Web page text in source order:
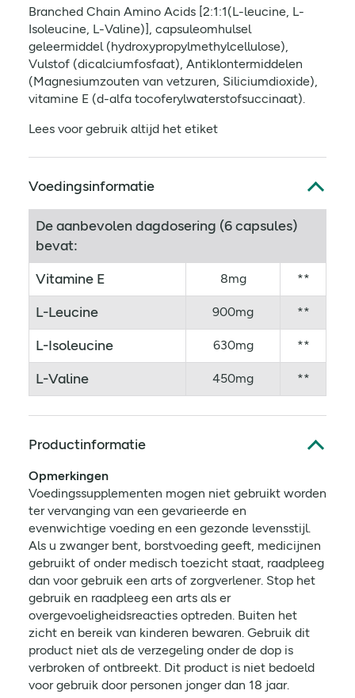
Branched Chain Amino Acids [2:1:1(L-leucine, L-
Isoleucine, L-Valine)], capsuleomhulsel
geleermiddel (hydroxypropylmethylcellulose),
Vulstof (dicalciumfosfaat), Antiklontermiddelen
(Magnesiumzouten van vetzuren, Siliciumdioxide),
vitamine E (d-alfa tocoferylwaterstofsuccinaat).
Lees voor gebruik altijd het etiket
Voedingsinformatie
De aanbevolen dagdosering (6 capsules)
bevat:
Vitamine E
8mg **
L-Leucine 900mg **
L-Isoleucine 630mg **
L-Valine 450mg **
Productinformatie
Opmerkingen
Voedingssupplementen mogen niet gebruikt worden
ter vervanging van een gevarieerde en
evenwichtige voeding en een gezonde levensstijl.
Als u zwanger bent, borstvoeding geeft, medicijnen
gebruikt of onder medisch toezicht staat, raadpleeg
dan voor gebruik een arts of zorgverlener. Stop het
gebruik en raadpleeg een arts als er
overgevoeligheidsreacties optreden. Buiten het
zicht en bereik van kinderen bewaren. Gebruik dit
product niet als de verzegeling onder de dop is
verbroken of ontbreekt. Dit product is niet bedoeld
voor gebruik door personen jonger dan 18 jaar.